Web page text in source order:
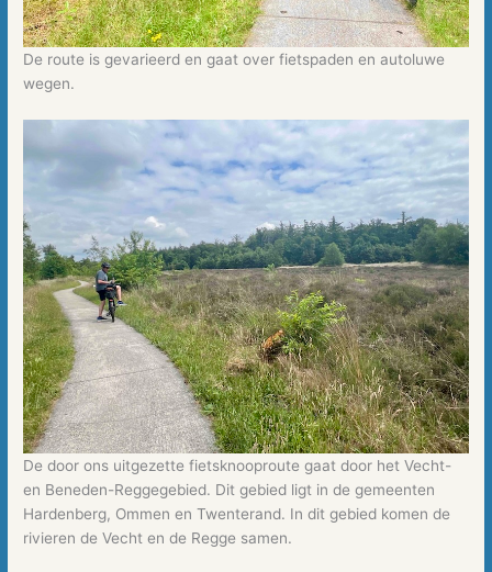
De route is gevarieerd en gaat over fietspaden en autoluwe
wegen.
De door ons uitgezette fietsknooproute gaat door het Vecht-
en Beneden-Reggegebied. Dit gebied ligt in de gemeenten
Hardenberg, Ommen en Twenterand. In dit gebied komen de
rivieren de Vecht en de Regge samen.